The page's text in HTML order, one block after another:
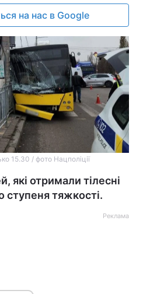
на нас в Google
15.30 / фото Нацполіції
які отримали тілесні
ступеня тяжкості.
Реклама